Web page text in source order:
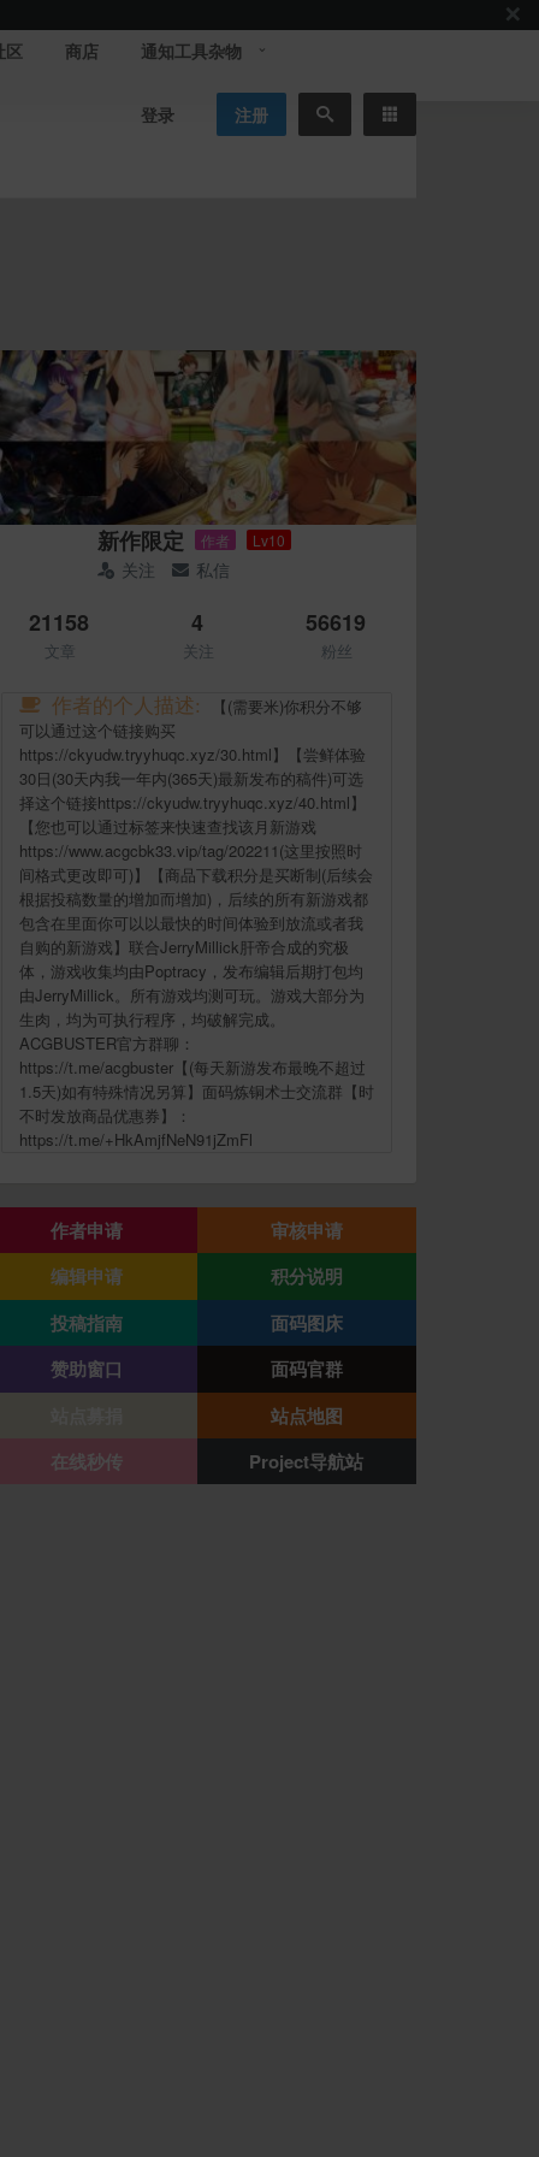
区 商店 通知工具杂物
登录 注册
新作限定 作者 Lv10
关注 私信
21158
文章
4
关注
56619
粉丝
作者的个人描述:
【(需要米)你积分不够
可以通过这个链接购买
https://ckyudw.tryyhuqc.xyz/30.html】【尝鲜体验
30日(30天内我一年内(365天)最新发布的稿件)可选
择这个链接https://ckyudw.tryyhuqc.xyz/40.html】
【您也可以通过标签来快速查找该月新游戏
https://www.acgcbk33.vip/tag/202211(这里按照时
间格式更改即可)】【商品下载积分是买断制(后续会
根据投稿数量的增加而增加)，后续的所有新游戏都
包含在里面你可以以最快的时间体验到放流或者我
自购的新游戏】联合JerryMillick肝帝合成的究极
体，游戏收集均由Poptracy，发布编辑后期打包均
由JerryMillick。所有游戏均测可玩。游戏大部分为
生肉，均为可执行程序，均破解完成。
ACGBUSTER官方群聊：
https://t.me/acgbuster【(每天新游发布最晚不超过
1.5天)如有特殊情况另算】面码炼铜术士交流群【时
不时发放商品优惠券】：
https://t.me/+HkAmjfNeN91jZmFl
作者申请
审核申请
编辑申请
积分说明
投稿指南
面码图床
赞助窗口
面码官群
站点地图
在线秒传
Project导航站